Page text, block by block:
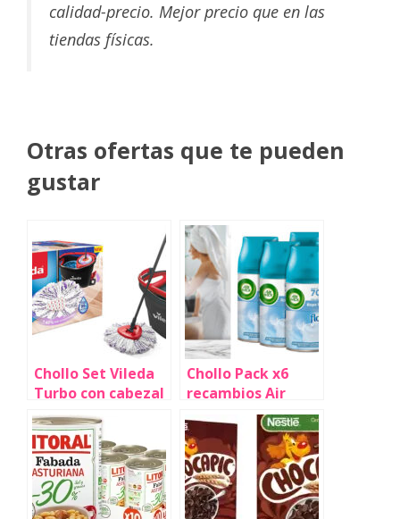
calidad-precio. Mejor precio que en las
tiendas físicas.
Otras ofertas que te pueden
gustar
Chollo Set Vileda
Turbo con cabezal
de microfibra y
cubo con pedal por
sólo 29,99€ con
envío gratis
(-30%)
Chollo Pack x6
recambios Air
Wick Freshmatic
suavizante flor
por sólo 21,19€
(-19%) ¡3,53€ cada
uno!